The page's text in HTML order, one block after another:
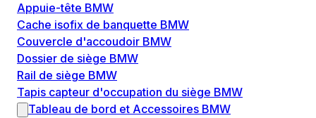
Appuie-tête BMW
Cache isofix de banquette BMW
Couvercle d'accoudoir BMW
Dossier de siège BMW
Rail de siège BMW
Tapis capteur d'occupation du siège BMW
Tableau de bord et Accessoires BMW